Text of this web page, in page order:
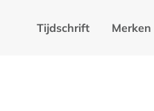
Tijdschrift Merken